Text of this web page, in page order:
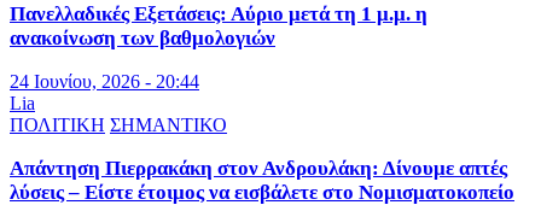
Πανελλαδικές Εξετάσεις: Αύριο μετά τη 1 μ.μ. η
ανακοίνωση των βαθμολογιών
24 Ιουνίου, 2026 - 20:44
Lia
ΠΟΛΙΤΙΚΗ ΣΗΜΑΝΤΙΚΟ
Απάντηση Πιερρακάκη στον Ανδρουλάκη: Δίνουμε απτές
λύσεις – Είστε έτοιμος να εισβάλετε στο Νομισματοκοπείο